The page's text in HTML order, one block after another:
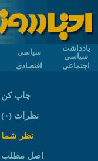
یادداشت
سیاسی
سیاسی
اجتماعی
اقتصادی
چاپ کن
نظرات (۰)
نظر شما
اصل مطلب